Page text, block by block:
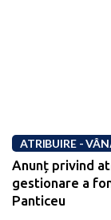
ATRIBUIRE -
Anunț privind
gestionare a
Panticeu